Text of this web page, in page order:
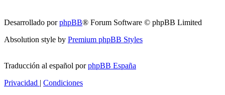
Desarrollado porphpBB® Forum Software © phpBB Limited
Absolution style by Premium phpBB Styles
Traducción al español porphpBB España
Privacidad | Condiciones